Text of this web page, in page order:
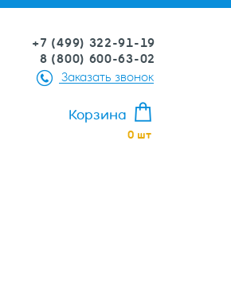
+7 (499) 322-91-19
8 (800) 600-63-02
Заказать звонок
Корзина
0 шт